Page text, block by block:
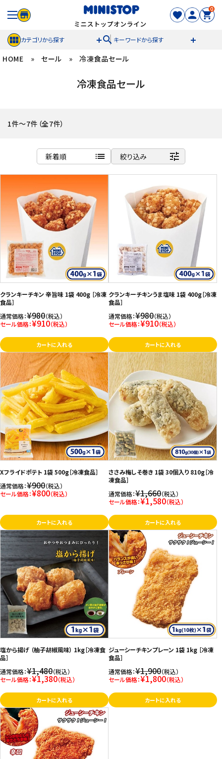
0
カテゴリから探す search キーワードから探す
ACCOUNT MENU
セール商品
カテゴリから探す
スイーツ
お菓子
飲料
酒類
日用品
ギフト
セール
フードロス
ペット用品
SHOP GUIDE
ご利用ガイド
お問い合わせ
特定商取引法表示について
プライバシーポリシー
利用規約
会社概要
HOME » セール » 冷凍食品セール
冷凍食品セール
1件～7件（全7件）
新着順 list
商品名
新着順
発売日順
価格が安い
価格が高い
お気に入り登録数
絞り込み tune
クランキーチキン 辛旨味 1袋 400g ［冷凍
食品］
通常価格：¥980（税込）
セール価格：¥910（税込）
カートに入れる
クランキーチキンうま塩味 1袋 400g［冷凍
食品］
通常価格：¥980（税込）
セール価格：¥910（税込）
カートに入れる
Xフライドポテト 1袋 500g［冷凍食品］
通常価格：¥900（税込）
セール価格：¥800（税込）
カートに入れる
ささみ梅しそ巻き 1袋 30個入り 810g［冷
凍食品］
通常価格：¥1,660（税込）
セール価格：¥1,580（税込）
カートに入れる
塩から揚げ （柚子胡椒風味） 1kg［冷凍食
品］
通常価格：¥1,480（税込）
セール価格：¥1,380（税込）
カートに入れる
ジューシーチキンプレーン 1袋 1kg ［冷凍
食品］
通常価格：¥1,900（税込）
セール価格：¥1,800（税込）
カートに入れる